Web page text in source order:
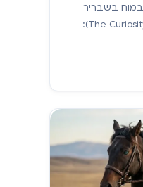
במוח בשבריר
שנייה? › 1. פער הסקרנות (The Curiosity Gap):